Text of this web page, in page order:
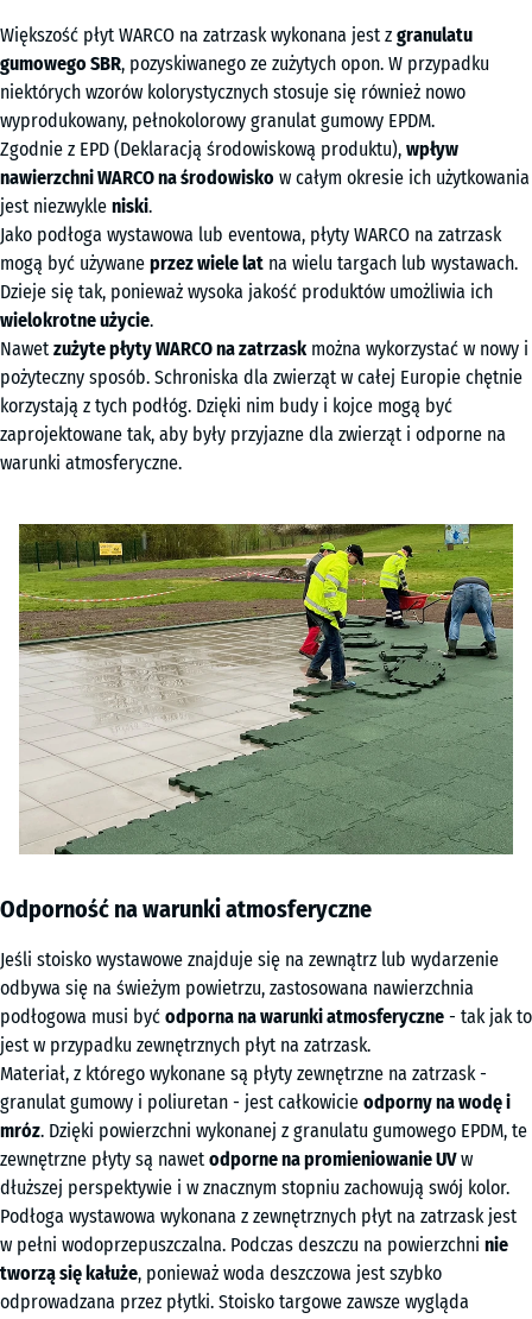
Większość płyt WARCO na zatrzask wykonana jest z granulatu
gumowego SBR, pozyskiwanego ze zużytych opon. W przypadku
niektórych wzorów kolorystycznych stosuje się również nowo
wyprodukowany, pełnokolorowy granulat gumowy EPDM.
Zgodnie z EPD (Deklaracją środowiskową produktu), wpływ
nawierzchni WARCO na środowisko w całym okresie ich użytkowania
jest niezwykle niski.
Jako podłoga wystawowa lub eventowa, płyty WARCO na zatrzask
mogą być używane przez wiele lat na wielu targach lub wystawach.
Dzieje się tak, ponieważ wysoka jakość produktów umożliwia ich
wielokrotne użycie.
Nawet zużyte płyty WARCO na zatrzask można wykorzystać w nowy i
pożyteczny sposób. Schroniska dla zwierząt w całej Europie chętnie
korzystają z tych podłóg. Dzięki nim budy i kojce mogą być
zaprojektowane tak, aby były przyjazne dla zwierząt i odporne na
warunki atmosferyczne.
Odporność na warunki atmosferyczne
Jeśli stoisko wystawowe znajduje się na zewnątrz lub wydarzenie
odbywa się na świeżym powietrzu, zastosowana nawierzchnia
podłogowa musi być odporna na warunki atmosferyczne - tak jak to
jest w przypadku zewnętrznych płyt na zatrzask.
Materiał, z którego wykonane są płyty zewnętrzne na zatrzask -
granulat gumowy i poliuretan - jest całkowicie odporny na wodę i
mróz. Dzięki powierzchni wykonanej z granulatu gumowego EPDM, te
zewnętrzne płyty są nawet odporne na promieniowanie UVw
dłuższej perspektywie i w znacznym stopniu zachowują swój kolor.
Podłoga wystawowa wykonana z zewnętrznych płyt na zatrzask jest
w pełni wodoprzepuszczalna. Podczas deszczu na powierzchni nie
tworzą się kałuże, ponieważ woda deszczowa jest szybko
odprowadzana przez płytki. Stoisko targowe zawsze wygląda